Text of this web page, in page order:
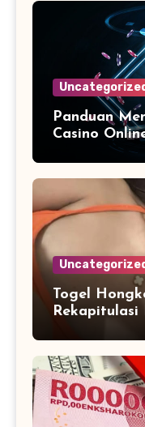
Panduan
Casino
Togel